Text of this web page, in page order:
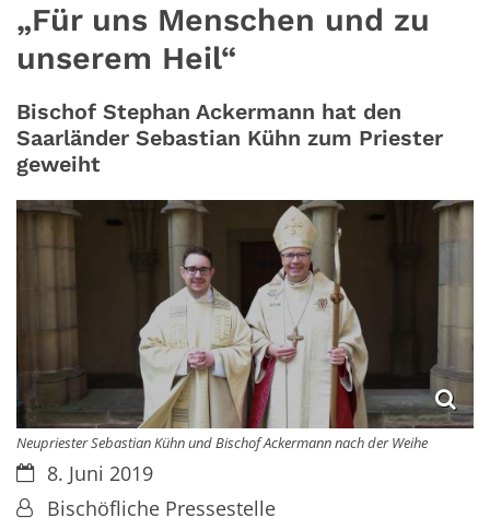
„Für uns Menschen und zu
unserem Heil“
Bischof Stephan Ackermann hat den
Saarländer Sebastian Kühn zum Priester
geweiht
Neupriester Sebastian Kühn und Bischof Ackermann nach der Weihe
Datum:8. Juni 2019
Von:Bischöfliche Pressestelle